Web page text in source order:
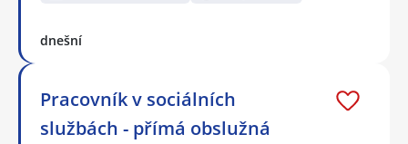
dnešní
Pracovník v sociálních
službách - přímá obslužná